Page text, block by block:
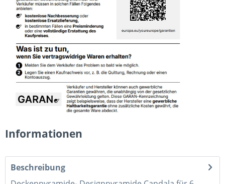
Informationen
Beschreibung